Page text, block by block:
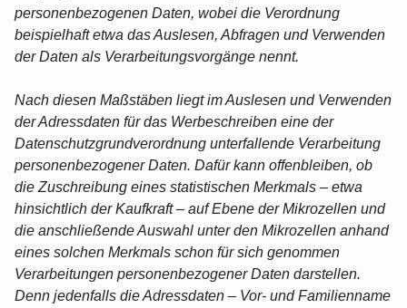
personenbezogenen Daten, wobei die Verordnung
beispielhaft etwa das Auslesen, Abfragen und Verwenden
der Daten als Verarbeitungsvorgänge nennt.
Nach diesen Maßstäben liegt im Auslesen und Verwenden
der Adressdaten für das Werbeschreiben eine der
Datenschutzgrundverordnung unterfallende Verarbeitung
personenbezogener Daten. Dafür kann offenbleiben, ob
die Zuschreibung eines statistischen Merkmals – etwa
hinsichtlich der Kaufkraft – auf Ebene der Mikrozellen und
die anschließende Auswahl unter den Mikrozellen anhand
eines solchen Merkmals schon für sich genommen
Verarbeitungen personenbezogener Daten darstellen.
Denn jedenfalls die Adressdaten – Vor- und Familienname